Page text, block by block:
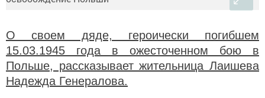
О своем дяде, героически погибшем
15.03.1945 года в ожесточенном бою в
Польше, рассказывает жительница Лаишева
Надежда Генералова.